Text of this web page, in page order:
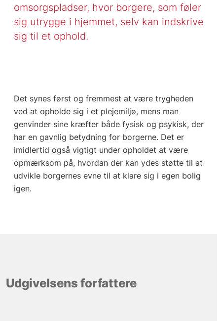
omsorgspladser, hvor borgere, som føler
sig utrygge i hjemmet, selv kan indskrive
sig til et ophold.
Det synes først og fremmest at være trygheden
ved at opholde sig i et plejemiljø, mens man
genvinder sine kræfter både fysisk og psykisk, der
har en gavnlig betydning for borgerne. Det er
imidlertid også vigtigt under opholdet at være
opmærksom på, hvordan der kan ydes støtte til at
udvikle borgernes evne til at klare sig i egen bolig
igen.
Udgivelsens forfattere